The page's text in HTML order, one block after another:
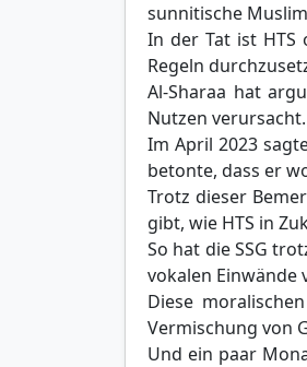
sunnitische
In der Tat ist
Regeln
Al-Sharaa hat
Nutzen verursacht.
Im April 2023
betonte, dass er
Trotz dieser
gibt, wie HTS in
So hat die SSG
vokalen
Diese
Vermischung von
Und ein paar